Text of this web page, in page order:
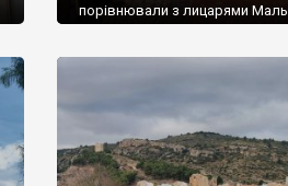
порівнювали з лицарями
оцінюємо та не надаємо того